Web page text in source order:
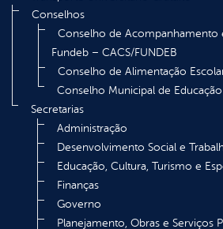
Conselhos
Conselho de Acompanhamento
Fundeb – CACS/FUNDEB
Conselho de Alimentação
Conselho Municipal de
Secretarias
Administração
Desenvolvimento Social e
Educação, Cultura, Turismo e
Finanças
Governo
Planejamento, Obras e Serviços